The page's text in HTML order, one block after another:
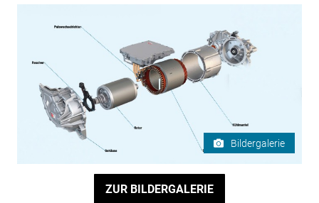
Bildergalerie
ZUR BILDERGALERIE